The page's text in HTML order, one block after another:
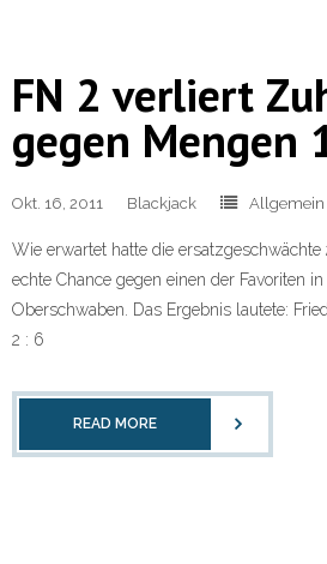
FN 2 verliert
gegen Mengen
Okt. 16, 2011 Blackjack Allgemein
Wie erwartet hatte die ersatzgeschwächte
echte Chance gegen einen der Favoriten
Oberschwaben. Das Ergebnis lautete:
2 : 6
READ MORE